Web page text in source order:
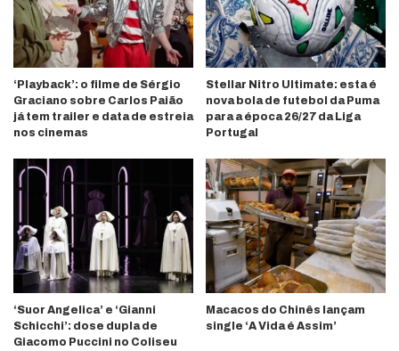
‘Playback’: o filme de Sérgio
Graciano sobre Carlos Paião
já tem trailer e data de estreia
nos cinemas
Stellar Nitro Ultimate: esta é
nova bola de futebol da Puma
para a época 26/27 da Liga
Portugal
‘Suor Angelica’ e ‘Gianni
Schicchi’: dose dupla de
Giacomo Puccini no Coliseu
Macacos do Chinês lançam
single ‘A Vida é Assim’